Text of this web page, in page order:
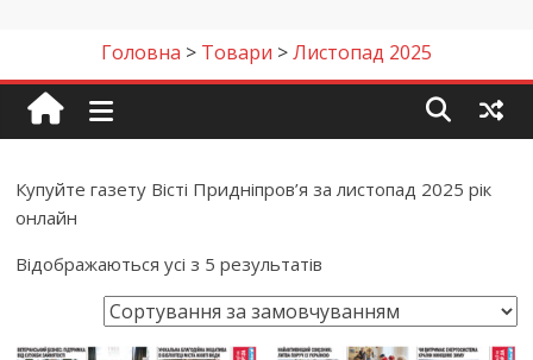
Головна > Товари >Листопад 2025
Купуйте газету Вісті Придніпров’я за листопад 2025 рік
онлайн
Відображаються усі з 5 результатів